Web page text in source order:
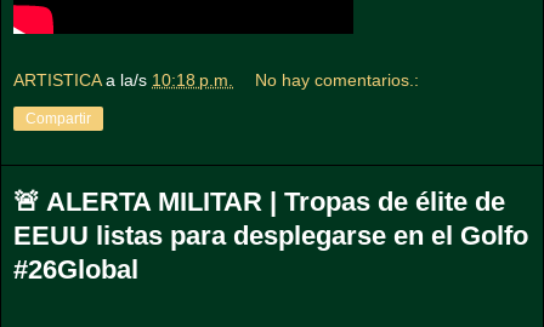
ARTISTICA a la/s 10:18 p.m. No hay comentarios.:
Compartir
🚨 ALERTA MILITAR | Tropas de élite de
EEUU listas para desplegarse en el Golfo
#26Global